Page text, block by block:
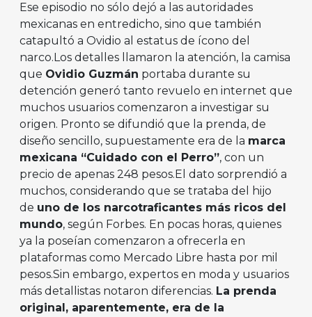
Ese episodio no sólo dejó a las autoridades
mexicanas en entredicho, sino que también
catapultó a Ovidio al estatus de ícono del
narco.Los detalles llamaron la atención, la camisa
que Ovidio Guzmán portaba durante su
detención generó tanto revuelo en internet que
muchos usuarios comenzaron a investigar su
origen. Pronto se difundió que la prenda, de
diseño sencillo, supuestamente era de la marca
mexicana “Cuidado con el Perro”, con un
precio de apenas 248 pesos.El dato sorprendió a
muchos, considerando que se trataba del hijo
de uno de los narcotraficantes más ricos del
mundo, según Forbes. En pocas horas, quienes
ya la poseían comenzaron a ofrecerla en
plataformas como Mercado Libre hasta por mil
pesos.Sin embargo, expertos en moda y usuarios
más detallistas notaron diferencias. La prenda
original, aparentemente, era de la